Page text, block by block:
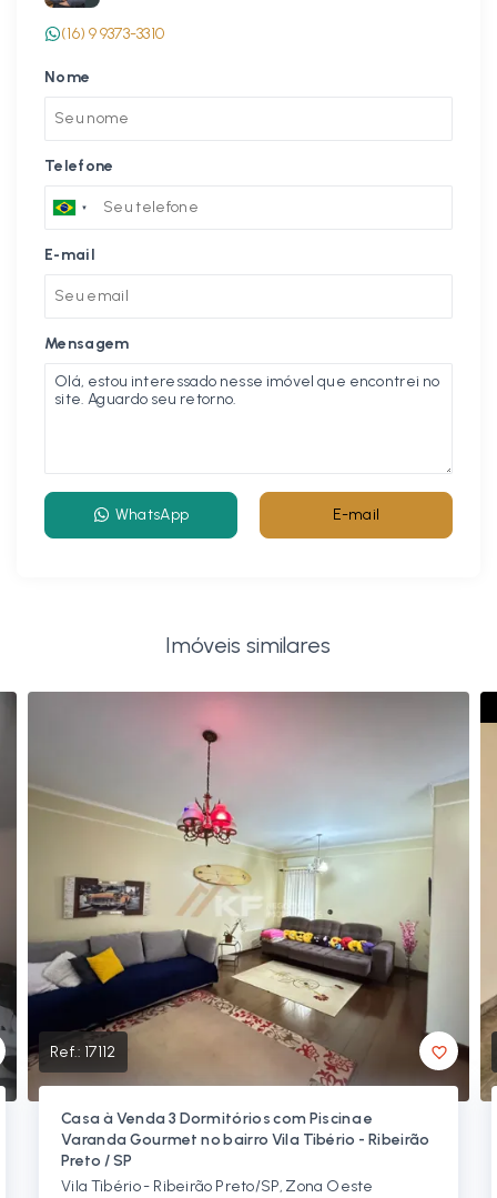
(16) 9 9373-3310
Nome
Telefone
E-mail
Mensagem
WhatsApp E-mail
Imóveis similares
Ref.: 17112
Casa à Venda 3 Dormitórios com Piscina e
Varanda Gourmet no bairro Vila Tibério - Ribeirão
Preto / SP
Vila Tibério - Ribeirão Preto/SP, Zona Oeste